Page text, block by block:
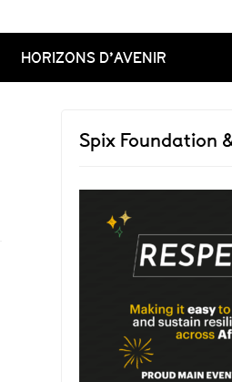
HORIZONS D’AVENIR
Spix Foundation